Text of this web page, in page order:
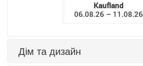
Kaufland
06.08.26 – 11.08.26
Дім та дизайн